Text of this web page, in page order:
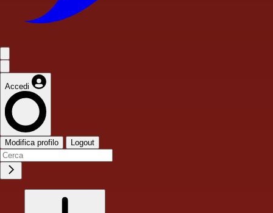
Accedi
Modifica profilo Logout